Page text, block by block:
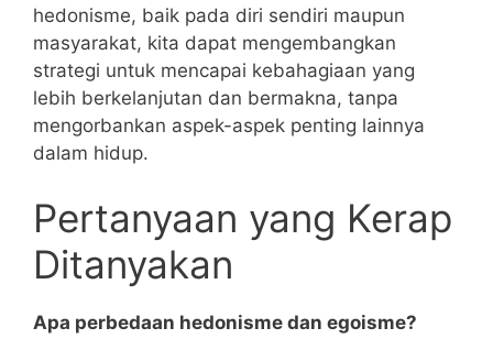
hedonisme, baik pada diri sendiri maupun
masyarakat, kita dapat mengembangkan
strategi untuk mencapai kebahagiaan yang
lebih berkelanjutan dan bermakna, tanpa
mengorbankan aspek-aspek penting lainnya
dalam hidup.
Pertanyaan yang Kerap
Ditanyakan
Apa perbedaan hedonisme dan egoisme?